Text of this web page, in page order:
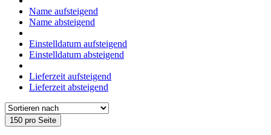
Name aufsteigend
Name absteigend
Einstelldatum aufsteigend
Einstelldatum absteigend
Lieferzeit aufsteigend
Lieferzeit absteigend
150 pro Seite